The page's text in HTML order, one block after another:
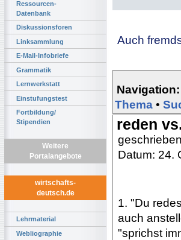
Ressourcen-
Datenbank
Diskussionsforen
Linksammlung
E-Mail-Infobriefe
Grammatik
Lernwerkstatt
Einstufungstest
Fortbildung/
Stipendien
Weitere
Portalangebote
wirtschafts-
deutsch.de
Lehrmaterial
Webliographie
Auch
Navigation:
Thema •
reden
Datum: 24.
1. "Du
auch
"sprichst